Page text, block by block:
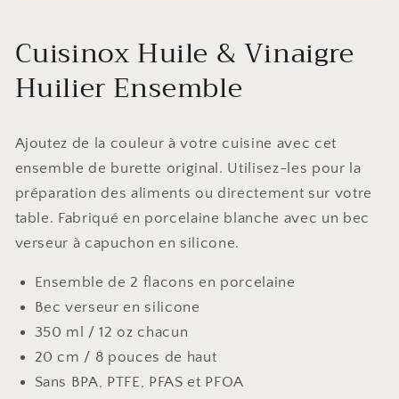
Cuisinox Huile & Vinaigre
Huilier Ensemble
Ajoutez de la couleur à votre cuisine avec cet
ensemble de burette original. Utilisez-les pour la
préparation des aliments ou directement sur votre
table. Fabriqué en porcelaine blanche avec un bec
verseur à capuchon en silicone.
Ensemble de 2 flacons en porcelaine
Bec verseur en silicone
350 ml / 12 oz chacun
20 cm / 8 pouces de haut
Sans BPA, PTFE, PFAS et PFOA